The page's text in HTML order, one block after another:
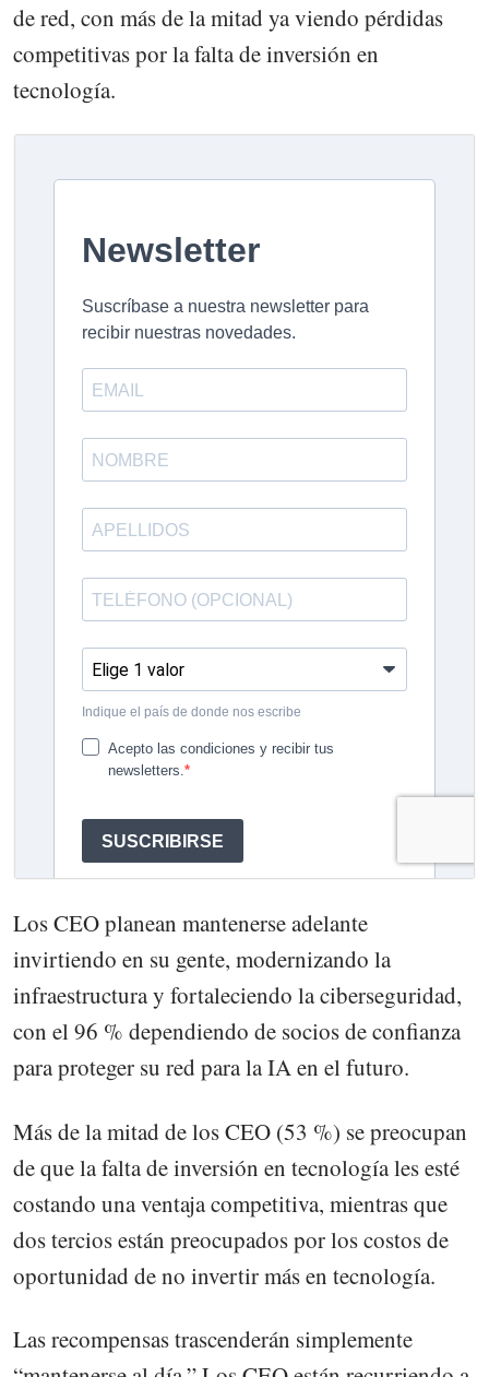
de red, con más de la mitad ya viendo pérdidas
competitivas por la falta de inversión en
tecnología.
Los CEO planean mantenerse adelante
invirtiendo en su gente, modernizando la
infraestructura y fortaleciendo la ciberseguridad,
con el 96 % dependiendo de socios de confianza
para proteger su red para la IA en el futuro.
Más de la mitad de los CEO (53 %) se preocupan
de que la falta de inversión en tecnología les esté
costando una ventaja competitiva, mientras que
dos tercios están preocupados por los costos de
oportunidad de no invertir más en tecnología.
Las recompensas trascenderán simplemente